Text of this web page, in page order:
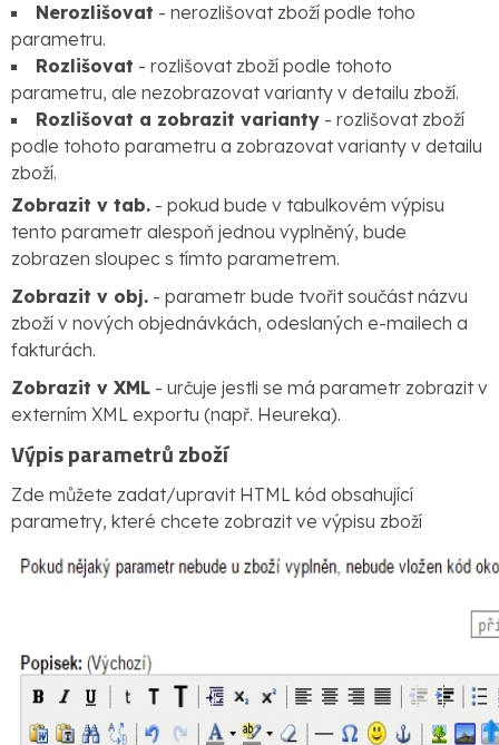
Nerozlišovat - nerozlišovat zboží podle toho
parametru.
Rozlišovat - rozlišovat zboží podle tohoto
parametru, ale nezobrazovat varianty v detailu zboží.
Rozlišovat a zobrazit varianty - rozlišovat zboží
podle tohoto parametru a zobrazovat varianty v detailu
zboží.
Zobrazit v tab. - pokud bude v tabulkovém výpisu
tento parametr alespoň jednou vyplněný, bude
zobrazen sloupec s tímto parametrem.
Zobrazit v obj. - parametr bude tvořit součást názvu
zboží v nových objednávkách, odeslaných e-mailech a
fakturách.
Zobrazit v XML - určuje jestli se má parametr zobrazit v
externím XML exportu (např. Heureka).
Výpis parametrů zboží
Zde můžete zadat/upravit HTML kód obsahující
parametry, které chcete zobrazit ve výpisu zboží